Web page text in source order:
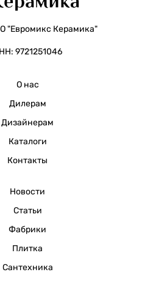
"Евромикс Керамика"
9721251046
О нас
Дилерам
Дизайнерам
Каталоги
Контакты
Новости
Статьи
Фабрики
Плитка
Сантехника